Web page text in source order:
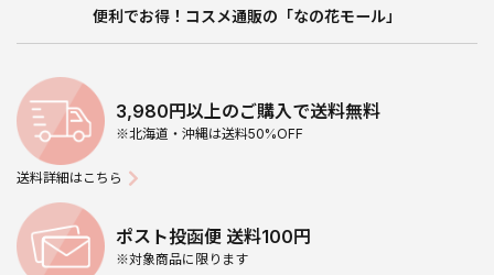
便利でお得！コスメ通販の「なの花モール」
3,980円以上のご購入で送料無料
※北海道・沖縄は送料50%OFF
送料詳細はこちら
ポスト投函便 送料100円
※対象商品に限ります